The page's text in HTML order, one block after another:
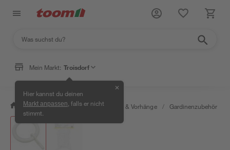
Mein Markt: Troisdorf
Hier kannst du deinen
Markt anpassen , falls er nicht
stimmt.
✕
/ Wohnen & Haushalt / Gardinen & Vorhänge / Gardinenzubehör